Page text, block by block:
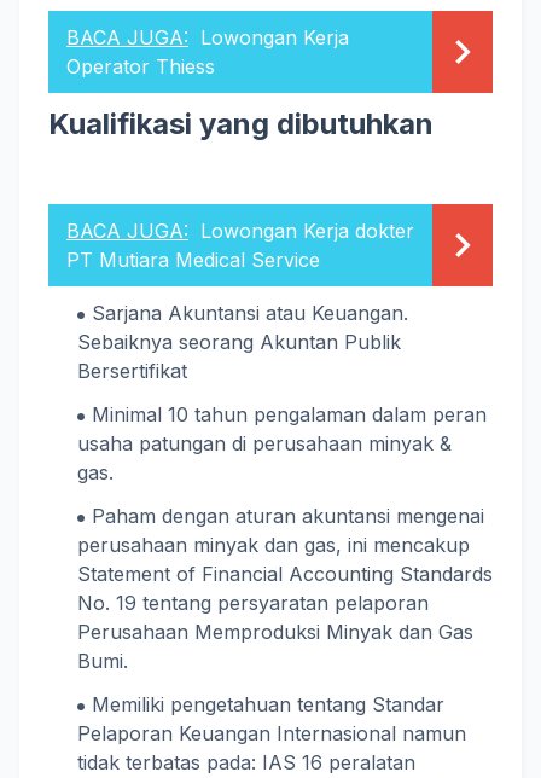
BACA JUGA: Lowongan Kerja
Operator Thiess
Kualifikasi yang dibutuhkan
BACA JUGA: Lowongan Kerja dokter
PT Mutiara Medical Service
Sarjana Akuntansi atau Keuangan.
Sebaiknya seorang Akuntan Publik
Bersertifikat
Minimal 10 tahun pengalaman dalam peran
usaha patungan di perusahaan minyak &
gas.
Paham dengan aturan akuntansi mengenai
perusahaan minyak dan gas, ini mencakup
Statement of Financial Accounting Standards
No. 19 tentang persyaratan pelaporan
Perusahaan Memproduksi Minyak dan Gas
Bumi.
Memiliki pengetahuan tentang Standar
Pelaporan Keuangan Internasional namun
tidak terbatas pada: IAS 16 peralatan